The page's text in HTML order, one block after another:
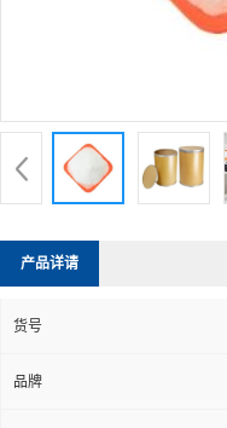
产品详请
货号
品牌